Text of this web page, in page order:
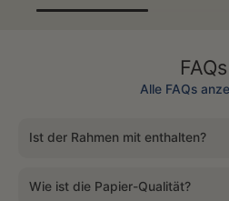
FAQs
Alle FAQs
Ist der Rahmen mit enthalten?
Wie ist die Papier-Qualität?